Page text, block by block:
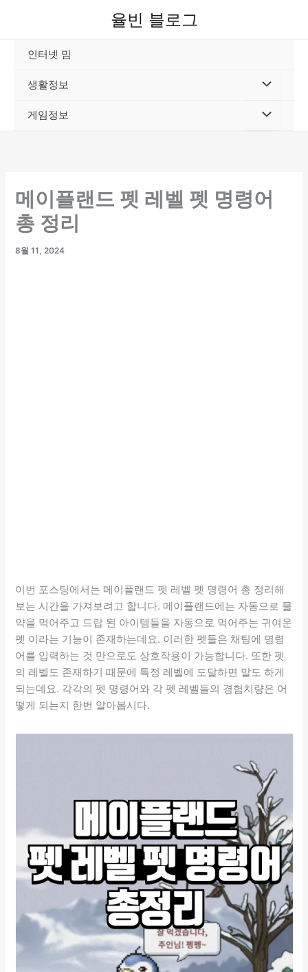
율빈 블로그
인터넷 밈
생활정보
게임정보
메이플랜드 펫 레벨 펫 명령어
총 정리
8월 11, 2024
이번 포스팅에서는 메이플랜드 펫 레벨 펫 명령어 총 정리해
보는 시간을 가져보려고 합니다. 메이플랜드에는 자동으로 물
약을 먹어주고 드랍 된 아이템들을 자동으로 먹어주는 귀여운
펫 이라는 기능이 존재하는데요. 이러한 펫들은 채팅에 명령
어를 입력하는 것 만으로도 상호작용이 가능합니다. 또한 펫
의 레벨도 존재하기 때문에 특정 레벨에 도달하면 말도 하게
되는데요. 각각의 펫 명령어와 각 펫 레벨들의 경험치량은 어
떻게 되는지 한번 알아봅시다.